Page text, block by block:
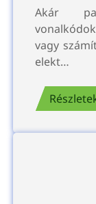
Akár
vagy
elekt…